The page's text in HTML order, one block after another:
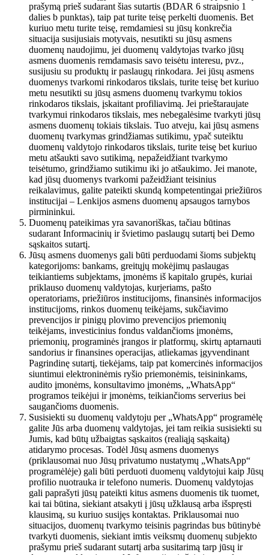
prašymą prieš sudarant šias sutartis (BDAR 6 straipsnio 1
dalies b punktas), taip pat turite teisę perkelti duomenis. Bet
kuriuo metu turite teisę, remdamiesi su jūsų konkrečia
situacija susijusiais motyvais, nesutikti su jūsų asmens
duomenų naudojimu, jei duomenų valdytojas tvarko jūsų
asmens duomenis remdamasis savo teisėtu interesu, pvz.,
susijusiu su produktų ir paslaugų rinkodara. Jei jūsų asmens
duomenys tvarkomi rinkodaros tikslais, turite teisę bet kuriuo
metu nesutikti su jūsų asmens duomenų tvarkymu tokios
rinkodaros tikslais, įskaitant profiliavimą. Jei prieštaraujate
tvarkymui rinkodaros tikslais, mes nebegalėsime tvarkyti jūsų
asmens duomenų tokiais tikslais. Tuo atveju, kai jūsų asmens
duomenų tvarkymas grindžiamas sutikimu, ypač suteiktu
duomenų valdytojo rinkodaros tikslais, turite teisę bet kuriuo
metu atšaukti savo sutikimą, nepažeidžiant tvarkymo
teisėtumo, grindžiamo sutikimu iki jo atšaukimo. Jei manote,
kad jūsų duomenys tvarkomi pažeidžiant teisinius
reikalavimus, galite pateikti skundą kompetentingai priežiūros
institucijai – Lenkijos asmens duomenų apsaugos tarnybos
pirmininkui.
Duomenų pateikimas yra savanoriškas, tačiau būtinas
sudarant Informacinių ir švietimo paslaugų sutartį bei Demo
sąskaitos sutartį.
Jūsų asmens duomenys gali būti perduodami šioms subjektų
kategorijoms: bankams, greitųjų mokėjimų paslaugas
teikiantiems subjektams, įmonėms iš kapitalo grupės, kuriai
priklauso duomenų valdytojas, kurjeriams, pašto
operatoriams, priežiūros institucijoms, finansinės informacijos
institucijoms, rinkos duomenų teikėjams, sukčiavimo
prevencijos ir pinigų plovimo prevencijos priemonių
teikėjams, investicinius fondus valdančioms įmonėms,
priemonių, programinės įrangos ir platformų, skirtų aptarnauti
sandorius ir finansines operacijas, atliekamas įgyvendinant
Pagrindinę sutartį, tiekėjams, taip pat komercinės informacijos
siuntimui elektroninėmis ryšio priemonėmis, teisininkams,
audito įmonėms, konsultavimo įmonėms, „WhatsApp“
programos teikėjui ir įmonėms, teikiančioms serverius bei
saugančioms duomenis.
Susisiekti su duomenų valdytoju per „WhatsApp“ programėlę
galite Jūs arba duomenų valdytojas, jei tam reikia susisiekti su
Jumis, kad būtų užbaigtas sąskaitos (realiąją sąskaitą)
atidarymo procesas. Todėl Jūsų asmens duomenys
(priklausomai nuo Jūsų privatumo nustatymų „WhatsApp“
programėlėje) gali būti perduoti duomenų valdytojui kaip Jūsų
profilio nuotrauka ir telefono numeris. Duomenų valdytojas
gali paprašyti jūsų pateikti kitus asmens duomenis tik tuomet,
kai tai būtina, siekiant atsakyti į jūsų užklausą arba išspręsti
klausimą, su kuriuo susijęs kontaktas. Priklausomai nuo
situacijos, duomenų tvarkymo teisinis pagrindas bus būtinybė
tvarkyti duomenis, siekiant imtis veiksmų duomenų subjekto
prašymu prieš sudarant sutartį arba susitarimą tarp jūsų ir